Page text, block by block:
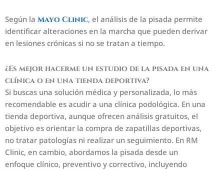
Según la Mayo Clinic, el análisis de la pisada permite
identificar alteraciones en la marcha que pueden derivar
en lesiones crónicas si no se tratan a tiempo.
¿Es mejor hacerme un estudio de la pisada en una
clínica o en una tienda deportiva?
Si buscas una solución médica y personalizada, lo más
recomendable es acudir a una clínica podológica. En una
tienda deportiva, aunque ofrecen análisis gratuitos, el
objetivo es orientar la compra de zapatillas deportivas,
no tratar patologías ni realizar un seguimiento. En RM
Clinic, en cambio, abordamos la pisada desde un
enfoque clínico, preventivo y correctivo, incluyendo